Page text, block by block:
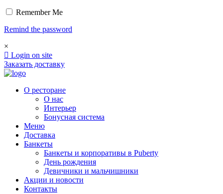
Remember Me
Remind the password
×
Login on site
Заказать доставку
О ресторане
О нас
Интерьер
Бонусная система
Меню
Доставка
Банкеты
Банкеты и корпоративы в Puberty
День рождения
Девичники и мальчишники
Акции и новости
Контакты